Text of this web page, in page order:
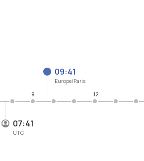
07:41
UTC
09:41
Europe/Paris
9 12